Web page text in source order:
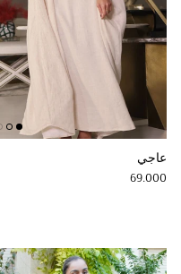
عاجي
Regular price
69.000